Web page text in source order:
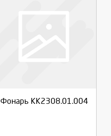
Фонарь КК2308.01.004